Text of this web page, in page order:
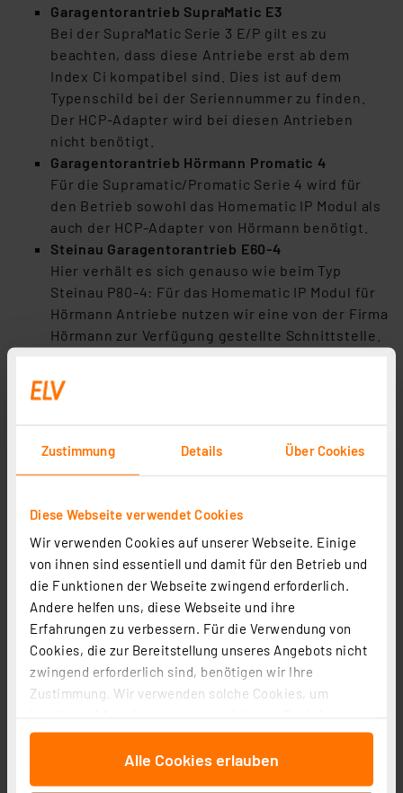
Zustimmung Details Über Cookies
Diese Webseite verwendet Cookies
Wir verwenden Cookies auf unserer Webseite. Einige
von ihnen sind essentiell und damit für den Betrieb und
die Funktionen der Webseite zwingend erforderlich.
Andere helfen uns, diese Webseite und ihre
Erfahrungen zu verbessern. Für die Verwendung von
Cookies, die zur Bereitstellung unseres Angebots nicht
zwingend erforderlich sind, benötigen wir Ihre
Zustimmung. Wir verwenden solche Cookies, um
für soziale Medien anbieten zu können und die Zugriffe
auf unsere Website zu analysieren. Außerdem geben
Alle Cookies erlauben
Garagentorantrieb SupraMatic E3
Bei der SupraMatic Serie 3 E/P gilt es zu
beachten, dass diese Antriebe erst ab dem
Index Ci kompatibel sind. Dies ist auf dem
Typenschild bei der Seriennummer zu finden.
Der HCP-Adapter wird bei diesen Antrieben
nicht benötigt.
Garagentorantrieb Hörmann Promatic 4
Für die Supramatic/Promatic Serie 4 wird für
den Betrieb sowohl das Homematic IP Modul als
auch der HCP-Adapter von Hörmann benötigt.
Steinau Garagentorantrieb E60-4
Hier verhält es sich genauso wie beim Typ
Steinau P80-4: Für das Homematic IP Modul für
Hörmann Antriebe nutzen wir eine von der Firma
Hörmann zur Verfügung gestellte Schnittstelle.
einzelner Torantriebe können wir nicht
beurteilen.
Anfragedirekt an den Hersteller
des Antriebs zu
wenden.
Steuerung des Garagentors via CCU3 und
virtueller Fernbedienung
Homematic IP Wand- und Handsender,
Drittanbieter-Apps oder die WebUI
verwendet
werden.
Hierzu ist eine direkte Verknüpfung zwischen dem
gewünschten Tastkanal und dem Hörmann Modul